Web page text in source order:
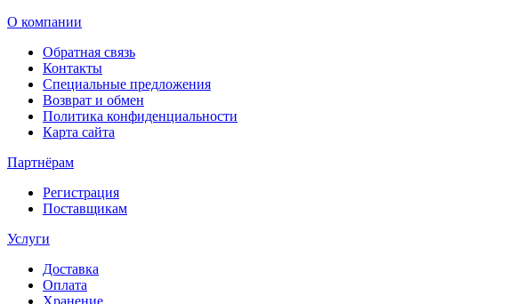
О компании
Обратная связь
Контакты
Специальные предложения
Возврат и обмен
Политика конфиденциальности
Карта сайта
Партнёрам
Регистрация
Поставщикам
Услуги
Доставка
Оплата
Хранение